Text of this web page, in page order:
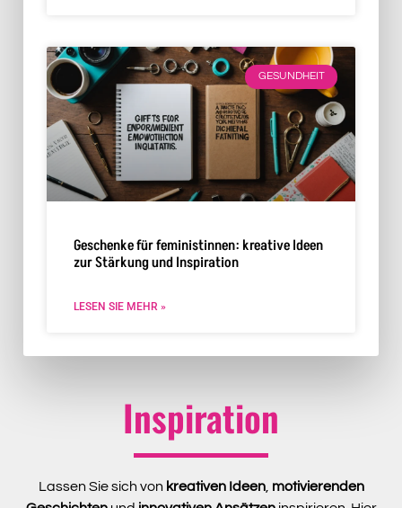
GESUNDHEIT
Geschenke für feministinnen: kreative Ideen
zur Stärkung und Inspiration
LESEN SIE MEHR »
Inspiration
Lassen Sie sich von kreativen Ideen, motivierenden